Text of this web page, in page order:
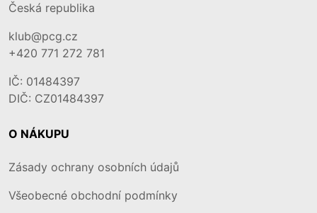
Česká republika
klub@pcg.cz
+420 771 272 781
IČ: 01484397
DIČ: CZ01484397
O NÁKUPU
Zásady ochrany osobních údajů
Všeobecné obchodní podmínky